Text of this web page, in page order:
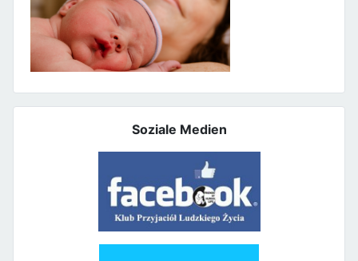
Soziale Medien